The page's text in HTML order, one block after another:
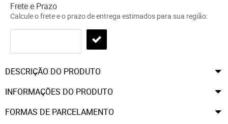
Frete e Prazo
Calcule o frete e o prazo de entrega estimados para sua região:
DESCRIÇÃO DO PRODUTO
INFORMAÇÕES DO PRODUTO
FORMAS DE PARCELAMENTO